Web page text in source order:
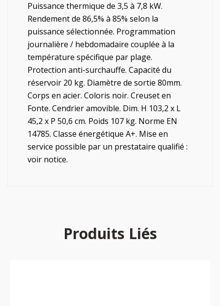
Puissance thermique de 3,5 à 7,8 kW.
Rendement de 86,5% à 85% selon la
puissance sélectionnée. Programmation
journalière / hebdomadaire couplée à la
température spécifique par plage.
Protection anti-surchauffe. Capacité du
réservoir 20 kg. Diamètre de sortie 80mm.
Corps en acier. Coloris noir. Creuset en
Fonte. Cendrier amovible. Dim. H 103,2 x L
45,2 x P 50,6 cm. Poids 107 kg. Norme EN
14785. Classe énergétique A+. Mise en
service possible par un prestataire qualifié :
voir notice.
Produits Liés